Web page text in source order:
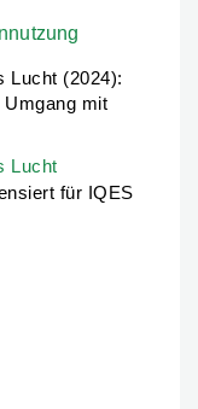
Lucht (2024):
mit
Lucht
Lucht
für IQES